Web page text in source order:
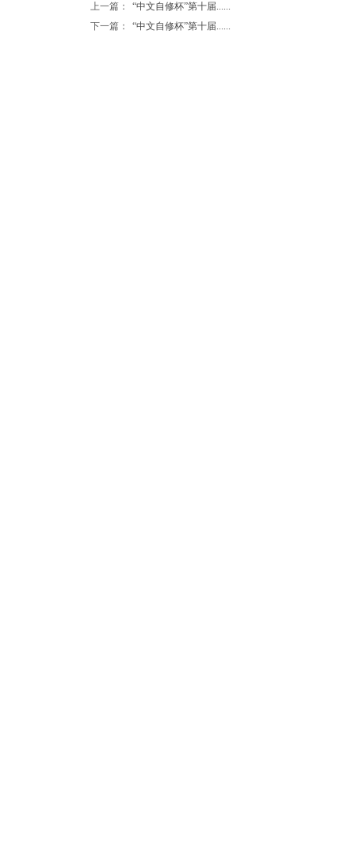
上一篇：
“中文自修杯”第十届......
下一篇：
“中文自修杯”第十届......